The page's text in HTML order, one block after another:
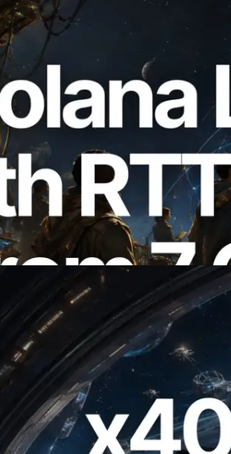
a Solana Leader Slot API
ping a partir de 7 regiões
Information API